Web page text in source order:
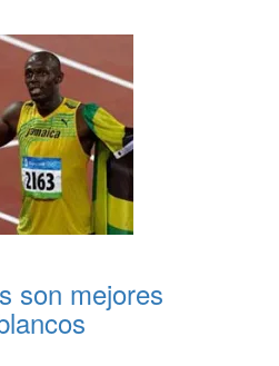
son mejores